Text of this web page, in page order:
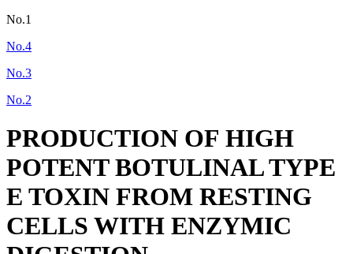
No.1
No.4
No.3
No.2
PRODUCTION OF HIGH
POTENT BOTULINAL TYPE
E TOXIN FROM RESTING
CELLS WITH ENZYMIC